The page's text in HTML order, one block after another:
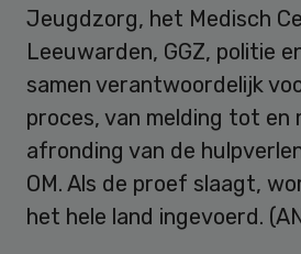
Jeugdzorg, het Medisch
Leeuwarden, GGZ, politie
samen verantwoordelijk
proces, van melding tot en
afronding van de
OM. Als de proef slaagt,
het hele land ingevoerd.